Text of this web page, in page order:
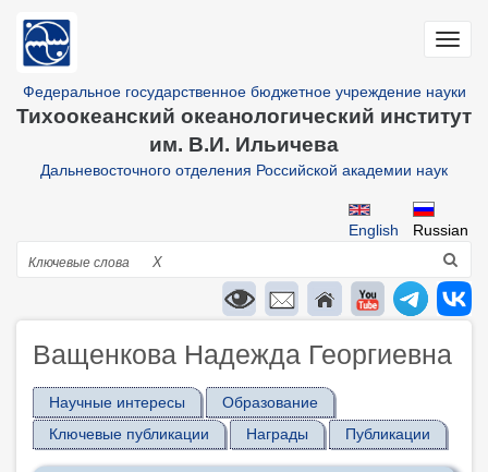
основному
Федеральное государственное бюджетное учреждение науки
Тихоокеанский океанологический институт
им. В.И. Ильичева
Дальневосточного отделения Российской академии наук
Russian
English
Поиск
X
Ващенкова Надежда Георгиевна
Научные интересы
Образование
Ключевые публикации
Награды Публикации